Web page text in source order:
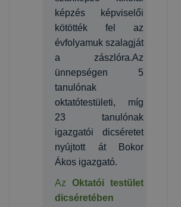
képzés képviselői
kötötték fel az
évfolyamuk szalagját
a zászlóra.Az
ünnepségen 5
tanulónak
oktatótestületi, míg
23 tanulónak
igazgatói dicséretet
nyújtott át Bokor
Ákos igazgató.
Az Oktatói testület
dicséretében